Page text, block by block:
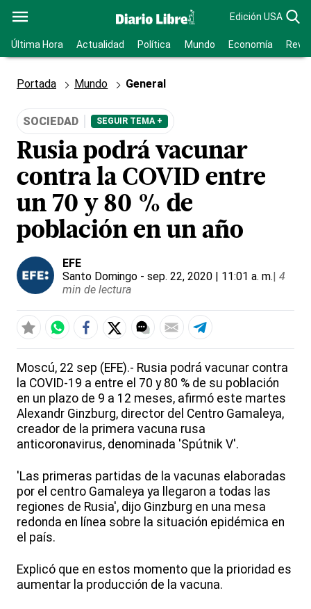
Edición USA
Última Hora Actualidad Política Mundo Economía
Portada Mundo General
SOCIEDAD SEGUIR TEMA +
Rusia podrá vacunar
contra la COVID entre
un 70 y 80 % de
población en un año
EFE
Santo Domingo - sep. 22, 2020 | 11:01 a. m.| 4
min de lectura
Moscú, 22 sep (EFE).- Rusia podrá vacunar contra
la COVID-19 a entre el 70 y 80 % de su población
en un plazo de 9 a 12 meses, afirmó este martes
Alexandr Ginzburg, director del Centro Gamaleya,
creador de la primera vacuna rusa
anticoronavirus, denominada 'Spútnik V'.
'Las primeras partidas de la vacunas elaboradas
por el centro Gamaleya ya llegaron a todas las
regiones de Rusia', dijo Ginzburg en una mesa
redonda en línea sobre la situación epidémica en
el país.
Explicó que en estos momento que la prioridad es
aumentar la producción de la vacuna.